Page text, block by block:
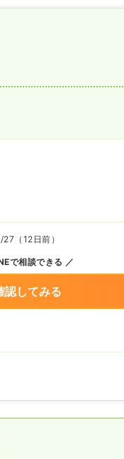
（12日前）
で相談できる
認してみる